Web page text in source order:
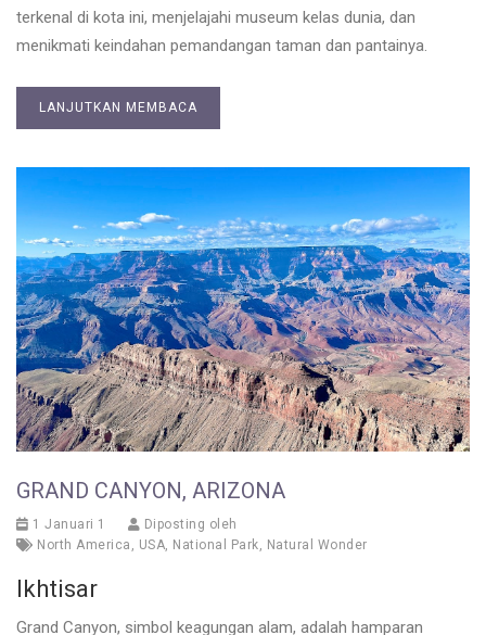
terkenal di kota ini, menjelajahi museum kelas dunia, dan
menikmati keindahan pemandangan taman dan pantainya.
LANJUTKAN MEMBACA
GRAND CANYON, ARIZONA
1 Januari 1
Diposting oleh
North America , USA, National Park, Natural Wonder
Ikhtisar
Grand Canyon, simbol keagungan alam, adalah hamparan